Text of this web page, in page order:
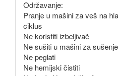
Održavanje:
Pranje u mašini za veš na
ciklus
Ne koristiti izbeljivač
Ne sušiti u mašini za
Ne peglati
Ne hemijski čistiti